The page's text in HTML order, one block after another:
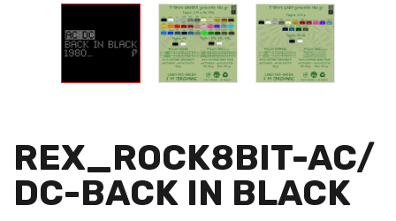
REX_ROCK8BIT-AC/
DC-BACK IN BLACK